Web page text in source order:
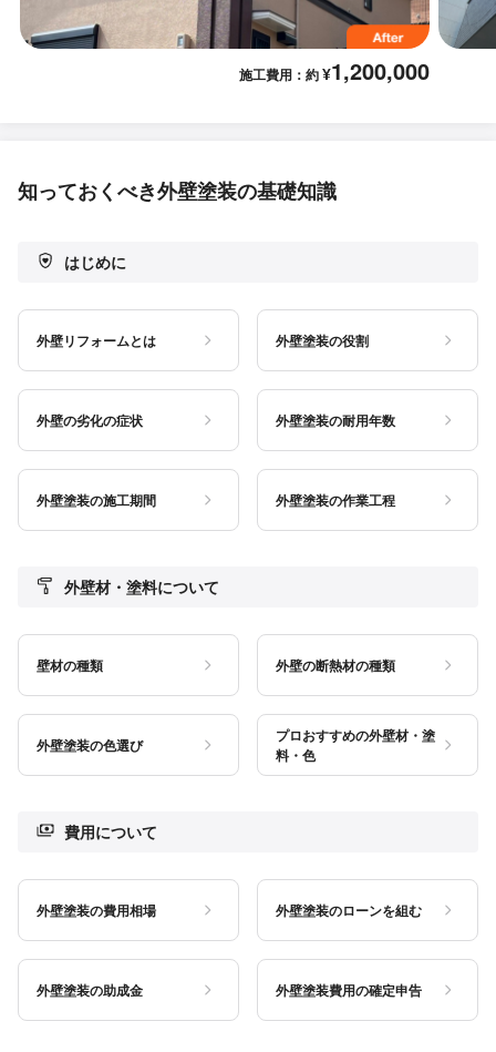
施工費用：約¥1,200,000
知っておくべき外壁塗装の基礎知識
はじめに
外壁リフォームとは 外壁塗装の役割
外壁の劣化の症状 外壁塗装の耐用年数
外壁塗装の施工期間 外壁塗装の作業工程
外壁材・塗料について
壁材の種類 外壁の断熱材の種類
外壁塗装の色選び
プロおすすめの外壁材・塗
料・色
費用について
外壁塗装の費用相場 外壁塗装のローンを組む
外壁塗装の助成金 外壁塗装費用の確定申告